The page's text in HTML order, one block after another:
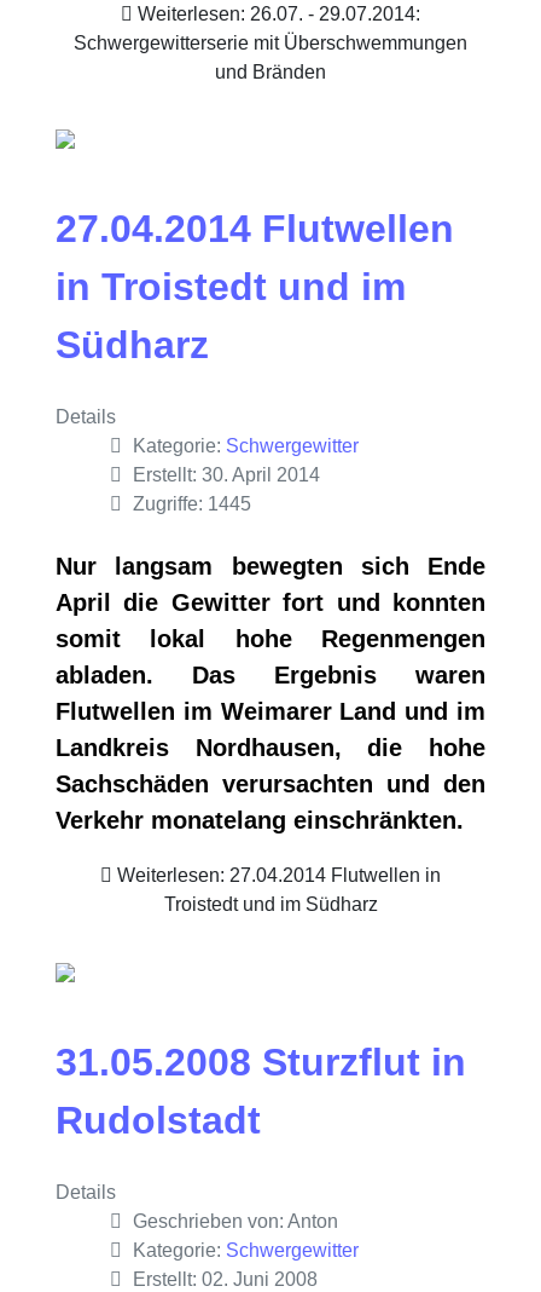
Weiterlesen: 26.07. - 29.07.2014:
Schwergewitterserie mit Überschwemmungen
und Bränden
27.04.2014 Flutwellen
in Troistedt und im
Südharz
Details
Kategorie: Schwergewitter
Erstellt: 30. April 2014
Zugriffe: 1445
Nur langsam bewegten sich Ende
April die Gewitter fort und konnten
somit lokal hohe Regenmengen
abladen. Das Ergebnis waren
Flutwellen im Weimarer Land und im
Landkreis Nordhausen, die hohe
Sachschäden verursachten und den
Verkehr monatelang einschränkten.
Weiterlesen: 27.04.2014 Flutwellen in
Troistedt und im Südharz
31.05.2008 Sturzflut in
Rudolstadt
Details
Geschrieben von: Anton
Kategorie: Schwergewitter
Erstellt: 02. Juni 2008